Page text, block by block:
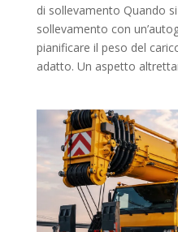
di sollevamento Quando
sollevamento con
pianificare il peso del
adatto. Un aspetto